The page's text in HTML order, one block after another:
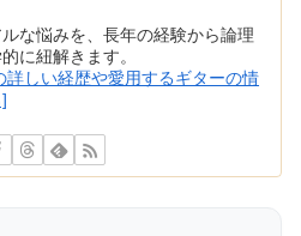
な悩みを、長年の経験から論理
に紐解きます。
詳しい経歴や愛用するギターの情